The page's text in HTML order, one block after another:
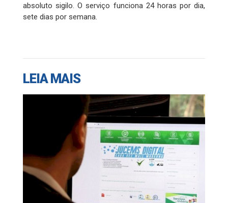
absoluto sigilo. O serviço funciona 24 horas por dia,
sete dias por semana.
LEIA MAIS